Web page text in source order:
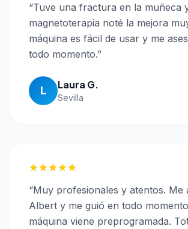
“Tuve una fractura en la muñeca
magnetoterapia noté la mejora
máquina es fácil de usar y me
todo momento.”
L Laura G.
Sevilla
“Muy profesionales y atentos. Me
Albert y me guió en todo
máquina viene preprogramada.